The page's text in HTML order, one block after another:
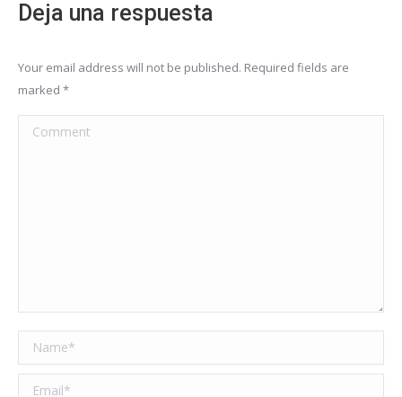
Deja una respuesta
Your email address will not be published. Required fields are
marked *
Comment
Name *
Email *